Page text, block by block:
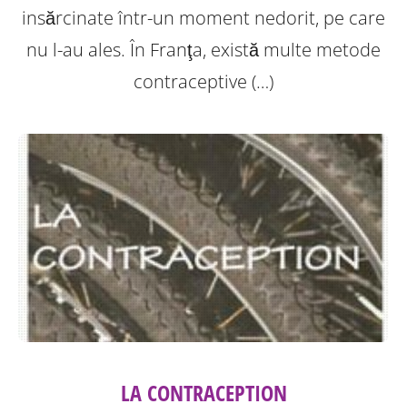
insărcinate într-un moment nedorit, pe care
nu l-au ales. În Franţa, există multe metode
contraceptive (…)
LA CONTRACEPTION